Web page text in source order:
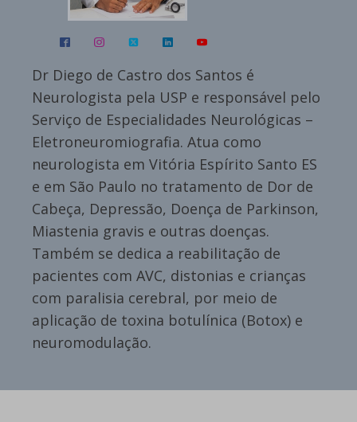
Dr Diego de Castro dos Santos é
Neurologista pela USP e responsável pelo
Serviço de Especialidades Neurológicas –
Eletroneuromiografia. Atua como
neurologista em Vitória Espírito Santo ES
e em São Paulo no tratamento de Dor de
Cabeça, Depressão, Doença de Parkinson,
Miastenia gravis e outras doenças.
Também se dedica a reabilitação de
pacientes com AVC, distonias e crianças
com paralisia cerebral, por meio de
aplicação de toxina botulínica (Botox) e
neuromodulação.